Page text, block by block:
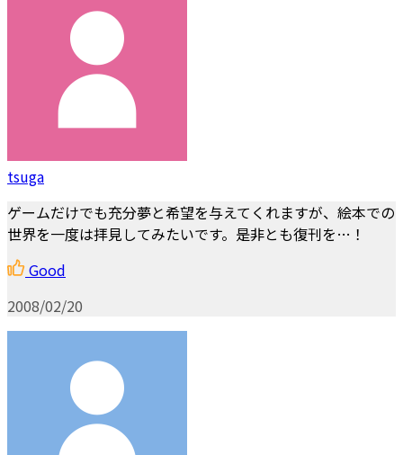
tsuga
ゲームだけでも充分夢と希望を与えてくれますが、絵本での
世界を一度は拝見してみたいです。是非とも復刊を…！
Good
2008/02/20